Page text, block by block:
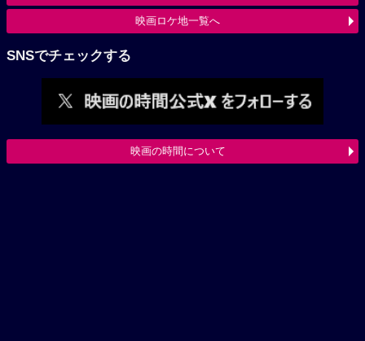
映画ロケ地一覧へ
SNSでチェックする
映画の時間について